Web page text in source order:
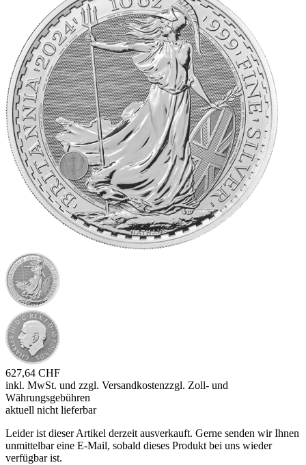
627,64 CHF
inkl. MwSt. und zzgl. Versandkostenzzgl. Zoll- und
Währungsgebühren
aktuell nicht lieferbar
Leider ist dieser Artikel derzeit ausverkauft. Gerne senden wir Ihnen
unmittelbar eine E-Mail, sobald dieses Produkt bei uns wieder
verfügbar ist.